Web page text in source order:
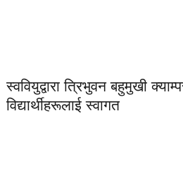
स्ववियुद्वारा त्रिभुवन बहुमुखी
विद्यार्थीहरूलाई स्वागत